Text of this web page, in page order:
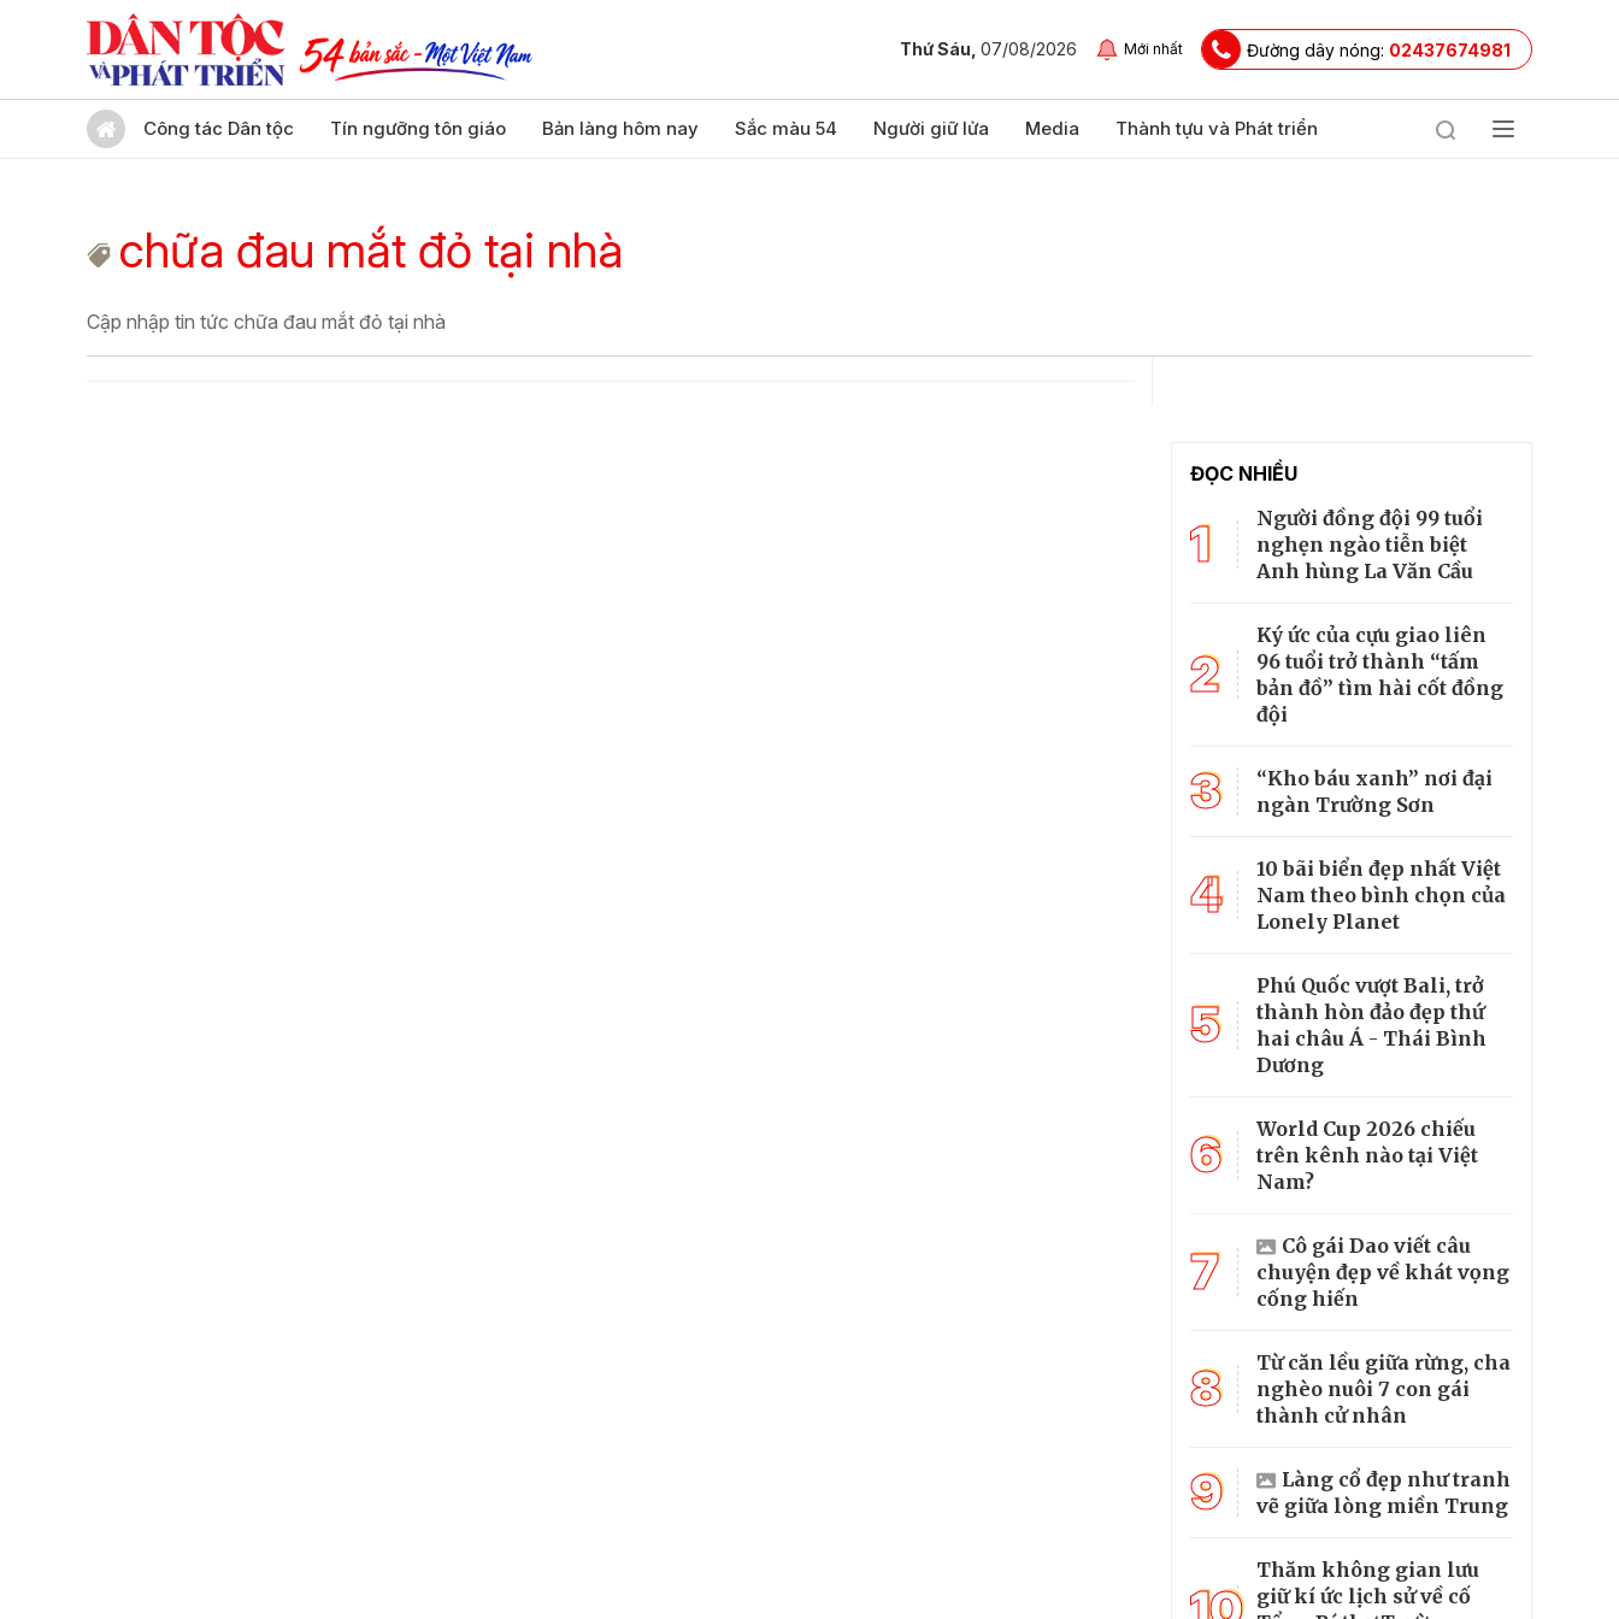
Thứ Sáu, 07/08/2026 Mới nhất Đường dây nóng: 02437674981
Công tác Dân tộc Tín ngưỡng tôn giáo Bản làng hôm nay Sắc màu 54 Người giữ lửa Media Thành tựu và Phát triển
chữa đau mắt đỏ tại nhà
Cập nhập tin tức chữa đau mắt đỏ tại nhà
ĐỌC NHIỀU
1
Người đồng đội 99 tuổi
nghẹn ngào tiễn biệt
Anh hùng La Văn Cầu
2
Ký ức của cựu giao liên
96 tuổi trở thành “tấm
bản đồ” tìm hài cốt đồng
đội
3
“Kho báu xanh” nơi đại
ngàn Trường Sơn
4
10 bãi biển đẹp nhất Việt
Nam theo bình chọn của
Lonely Planet
5
Phú Quốc vượt Bali, trở
thành hòn đảo đẹp thứ
hai châu Á - Thái Bình
Dương
6
World Cup 2026 chiếu
trên kênh nào tại Việt
Nam?
7
Cô gái Dao viết câu
chuyện đẹp về khát vọng
cống hiến
8
Từ căn lều giữa rừng, cha
nghèo nuôi 7 con gái
thành cử nhân
9
Làng cổ đẹp như tranh
vẽ giữa lòng miền Trung
Thăm không gian lưu
giữ kí ức lịch sử về cố